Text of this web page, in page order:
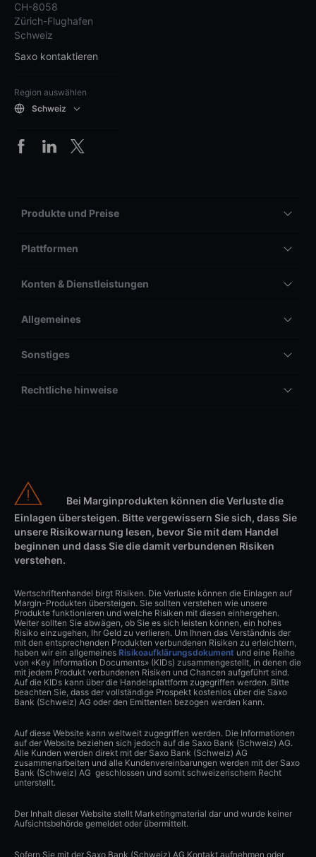
CH-8058
Zürich-Flughafen
Schweiz
Saxo kontaktieren
Region auswählen
Schweiz
Produkte und Preise
Plattformen
Konten & Dienstleistungen
Allgemeines
Sonstiges
Rechtliche hinweise
Bei Marginprodukten können die Verluste die
Einlagen übersteigen. Bitte vergewissern Sie sich, dass Sie
unsere Risikowarnung lesen, bevor Sie mit dem Handel
beginnen und dass Sie die damit verbundenen Risiken
verstehen.
Wertschriftenhandel birgt Risiken. Die Verluste können die Einlagen auf
Margin-Produkten übersteigen. Sie sollten verstehen wie unsere
Produkte funktionieren und welche Risiken mit diesen einhergehen.
Weiter sollten Sie abwägen, ob Sie es sich leisten können, ein hohes
Risiko einzugehen, Ihr Geld zu verlieren. Um Ihnen das Verständnis der
mit den entsprechenden Produkten verbundenen Risiken zu erleichtern,
haben wir ein allgemeines Risikoaufklärungsdokument und eine Reihe
von «Key Information Documents» (KIDs) zusammengestellt, in denen die
mit jedem Produkt verbundenen Risiken und Chancen aufgeführt sind.
Auf die KIDs kann über die Handelsplattform zugegriffen werden. Bitte
beachten Sie, dass der vollständige Prospekt kostenlos über die Saxo
Bank (Schweiz) AG oder den Emittenten bezogen werden kann.
Auf diese Website kann weltweit zugegriffen werden. Die Informationen
auf der Website beziehen sich jedoch auf die Saxo Bank (Schweiz) AG.
Alle Kunden werden direkt mit der Saxo Bank (Schweiz) AG
zusammenarbeiten und alle Kundenvereinbarungen werden mit der Saxo
Bank (Schweiz) AG geschlossen und somit schweizerischem Recht
unterstellt.
Der Inhalt dieser Website stellt Marketingmaterial dar und wurde keiner
Aufsichtsbehörde gemeldet oder übermittelt.
Sofern Sie mit der Saxo Bank (Schweiz) AG Kontakt aufnehmen oder